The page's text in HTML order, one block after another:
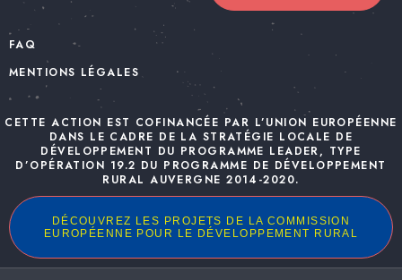
FAQ
MENTIONS LÉGALES
CETTE ACTION EST COFINANCÉE PAR L’UNION EUROPÉENNE
DANS LE CADRE DE LA STRATÉGIE LOCALE DE
DÉVELOPPEMENT DU PROGRAMME LEADER, TYPE
D’OPÉRATION 19.2 DU PROGRAMME DE DÉVELOPPEMENT
RURAL AUVERGNE 2014-2020.
DÉCOUVREZ LES PROJETS DE LA COMMISSION
EUROPÉENNE POUR LE DÉVELOPPEMENT RURAL